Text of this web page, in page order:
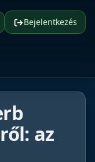
Bejelentkezés
az